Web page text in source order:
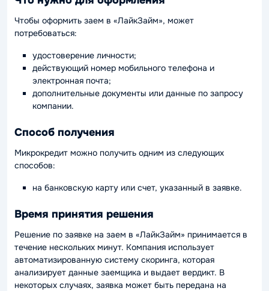
Чтобы оформить заем в «ЛайкЗайм», может
потребоваться:
удостоверение личности;
действующий номер мобильного телефона и
электронная почта;
дополнительные документы или данные по запросу
компании.
Способ получения
Микрокредит можно получить одним из следующих
способов:
на банковскую карту или счет, указанный в заявке.
Время принятия решения
Решение по заявке на заем в «ЛайкЗайм» принимается в
течение нескольких минут. Компания использует
автоматизированную систему скоринга, которая
анализирует данные заемщика и выдает вердикт. В
некоторых случаях, заявка может быть передана на